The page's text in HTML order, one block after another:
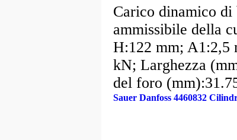
Carico dinamico di
ammissibile della
H:122 mm; A1:2,5
kN; Larghezza
del foro
kN;
Sauer Danfoss 4460832